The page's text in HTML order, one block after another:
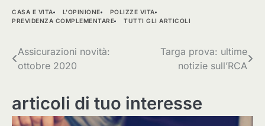
CASA E VITA L'OPINIONE
POLIZZE VITA
PREVIDENZA COMPLEMENTARE
TUTTI GLI ARTICOLI
Navigazione
Assicurazioni novità:
ottobre 2020
Targa prova: ultime
notizie sull’RCA
articoli di tuo interesse